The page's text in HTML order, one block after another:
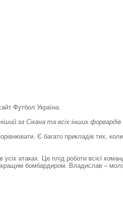
Футбол Україна.
за Сікана та всіх інших
Є багато прикладів тих,
атаках. Це плід роботи всієї
бомбардиром. Владислав –